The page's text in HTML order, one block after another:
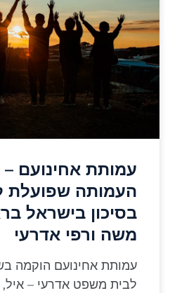
עמותת אחינועם –
העמותה שפועלת
בסיכון בישראל
משה ורפי אדרעי
לבית משפט אדרעי – איל,